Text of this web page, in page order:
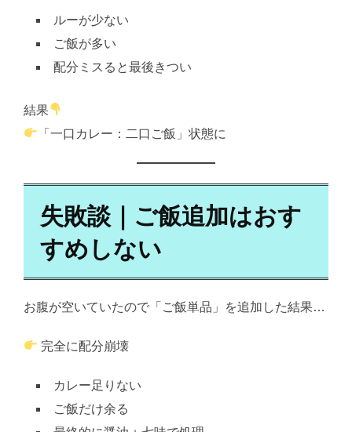
ルーが少ない
ご飯が多い
配分ミスると最後きつい
結果
「一口カレー：二口ご飯」状態に
失敗談｜ご飯追加はおす
すめしない
お腹が空いていたので「ご飯単品」を追加した結果…
完全に配分崩壊
カレー足りない
ご飯だけ余る